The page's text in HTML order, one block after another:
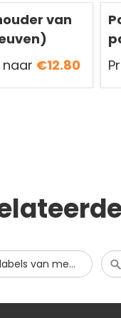
van
naar €12.80
Bagagelabels van metaal en aluminium